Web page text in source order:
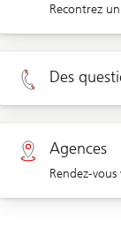
Recontrez
Rendez-vous
Rendez-vous
Des
Privé 0800 002
Entreprises
Agences
Rendez-